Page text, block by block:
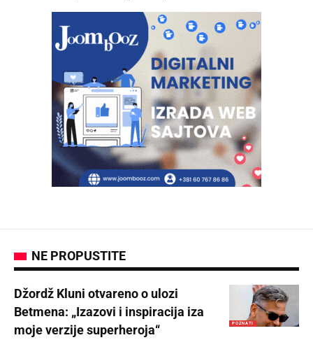
NE PROPUSTITE
POZNATI
Džordž Kluni otvareno o ulozi
Betmena: „Izazovi i inspiracija iza
moje verzije superheroja“